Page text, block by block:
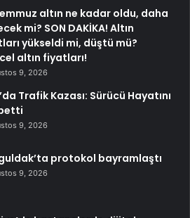
altın ne kadar oldu, daha
mi? SON DAKİKA! Altın
yükseldi mi, düştü mü?
altın fiyatları!
9, 2026
Trafik Kazası: Sürücü Hayatını
9, 2026
protokol bayramlaştı
9, 2026